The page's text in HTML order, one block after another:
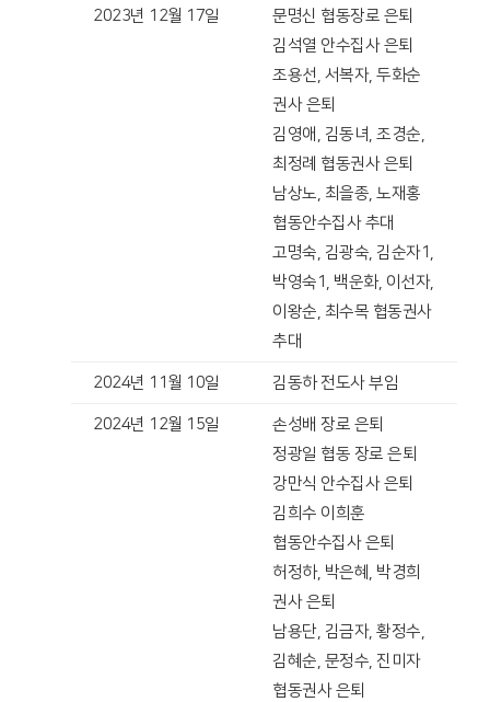
2023년 12월 17일
문명신 협동장로 은퇴
김석열 안수집사 은퇴
조용선, 서복자, 두화순
권사 은퇴
김영애, 김동녀, 조경순,
최정례 협동권사 은퇴
남상노, 최을종, 노재홍
협동안수집사 추대
고명숙, 김광숙, 김순자1,
박영숙1, 백운화, 이선자,
이왕순, 최수목 협동권사
추대
2024년 11월 10일 김동하 전도사 부임
2024년 12월 15일
손성배 장로 은퇴
정광일 협동 장로 은퇴
강만식 안수집사 은퇴
김희수 이희훈
협동안수집사 은퇴
허정하, 박은혜, 박경희
권사 은퇴
남용단, 김금자, 황정수,
김혜순, 문정수, 진미자
협동권사 은퇴